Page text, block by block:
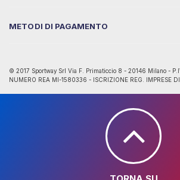
METODI DI PAGAMENTO
© 2017 Sportway Srl Via F. Primaticcio 8 - 20146 Milano -
NUMERO REA MI-1580336 - ISCRIZIONE REG. IMPRESE